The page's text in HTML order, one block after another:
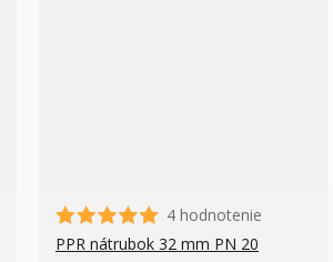
4 hodnotenie
PPR nátrubok 32 mm PN 20